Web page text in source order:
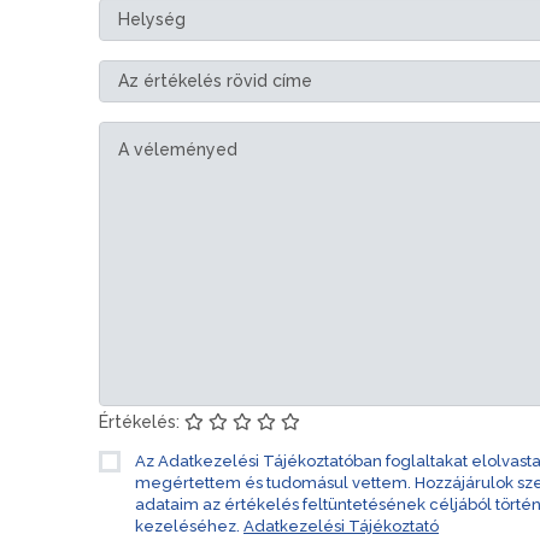
Értékelés:
Az Adatkezelési Tájékoztatóban foglaltakat
megértettem és tudomásul vettem. Hozzájárulok
adataim az értékelés feltüntetésének céljából
kezeléséhez. Adatkezelési Tájékoztató